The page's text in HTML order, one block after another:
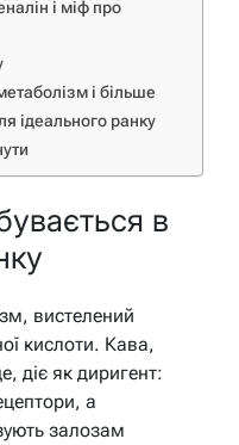
і міф про
і більше
ідеального ранку
в
вистелений
кислоти. Кава,
діє як диригент:
а
залозам